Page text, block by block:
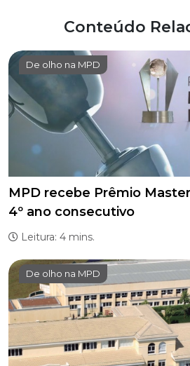
Conteúdo
De olho na MPD
MPD recebe Prêmio
4º ano consecutivo
Leitura: 4 mins.
De olho na MPD